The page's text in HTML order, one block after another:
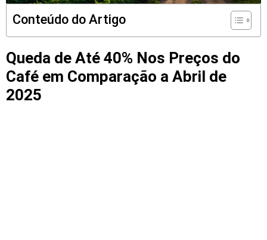
Conteúdo do Artigo
Queda de Até 40% Nos Preços do
Café em Comparação a Abril de
2025